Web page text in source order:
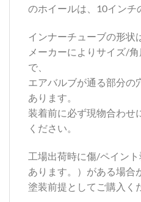
のホイールは、10インチ
インナーチューブの形状
メーカーによりサイズ/
で、
エアバルブが通る部分の
あります。
装着前に必ず現物合わせ
ください。
工場出荷時に傷/ペイン
あります。）がある場合
塗装前提としてご購入く